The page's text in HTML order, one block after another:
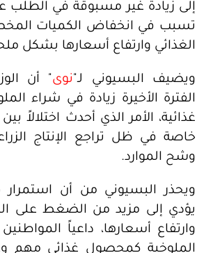
إلى زيادة غير مسبوقة في الطلب
تسبب في انخفاض الكميات
الغذائي وارتفاع أسعارها بشكل
ويضيف البسيوني لـ" نوى " أن
الفترة الأخيرة زيادة في شراء
غذائية، الأمر الذي أحدث اختلالاً
خاصة في ظل تراجع الإنتاج
وشح الموارد.
ويحذر البسيوني من أن
يؤدي إلى مزيد من الضغط على
وارتفاع أسعارها، داعياً
الملوخية كمحصول غذائي مهم